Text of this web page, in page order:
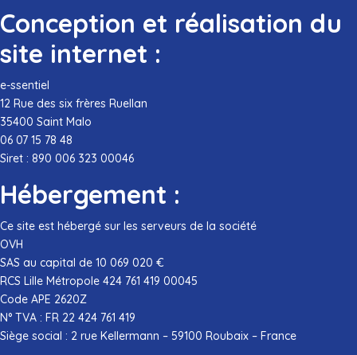
Conception et réalisation du
site internet :
e-ssentiel
12 Rue des six frères Ruellan
35400 Saint Malo
06 07 15 78 48
Siret : 890 006 323 00046
Hébergement :
Ce site est hébergé sur les serveurs de la société
OVH
SAS au capital de 10 069 020 €
RCS Lille Métropole 424 761 419 00045
Code APE 2620Z
N° TVA : FR 22 424 761 419
Siège social : 2 rue Kellermann – 59100 Roubaix – France